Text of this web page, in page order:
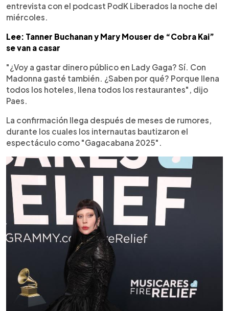
entrevista con el podcast PodK Liberados la noche del
miércoles.
Lee: Tanner Buchanan y Mary Mouser de “Cobra Kai”
se van a casar
"¿Voy a gastar dinero público en Lady Gaga? Sí. Con
Madonna gasté también. ¿Saben por qué? Porque llena
todos los hoteles, llena todos los restaurantes", dijo
Paes.
La confirmación llega después de meses de rumores,
durante los cuales los internautas bautizaron el
espectáculo como "Gagacabana 2025".